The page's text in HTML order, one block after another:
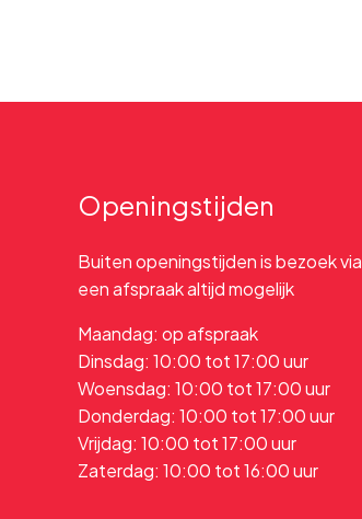
Openingstijden
Buiten openingstijden is bezoek via
een afspraak altijd mogelijk
Maandag: op afspraak
Dinsdag: 10:00 tot 17:00 uur
Woensdag: 10:00 tot 17:00 uur
Donderdag: 10:00 tot 17:00 uur
Vrijdag: 10:00 tot 17:00 uur
Zaterdag: 10:00 tot 16:00 uur